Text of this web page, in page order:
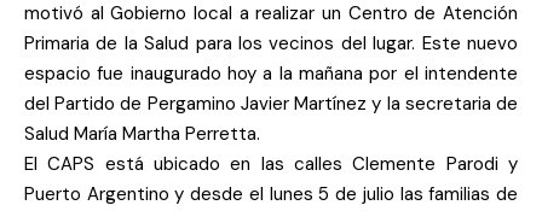
motivó al Gobierno local a realizar un Centro de Atención
Primaria de la Salud para los vecinos del lugar. Este nuevo
espacio fue inaugurado hoy a la mañana por el intendente
del Partido de Pergamino Javier Martínez y la secretaria de
Salud María Martha Perretta.
El CAPS está ubicado en las calles Clemente Parodi y
Puerto Argentino y desde el lunes 5 de julio las familias de